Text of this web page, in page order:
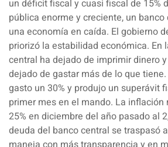
un déficit fiscal y cuasi fiscal de 15%
pública enorme y creciente, un
una economía en caída. El gobierno
priorizó la estabilidad económica. En
central ha dejado de imprimir dinero
dejado de gastar más de lo que
gasto un 30% y produjo un superávit
primer mes en el mando. La inflación
25% en diciembre del año pasado al
deuda del banco central se traspasó